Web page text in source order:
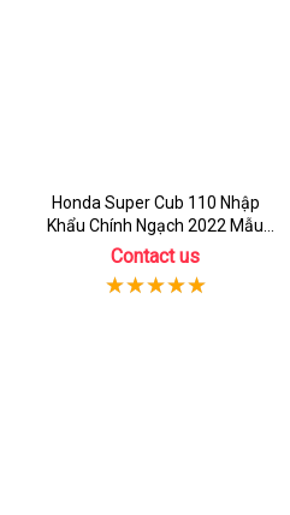
Honda Super Cub 110 Nhập
Khẩu Chính Ngạch 2022 Mẫu
Mới
Contact us